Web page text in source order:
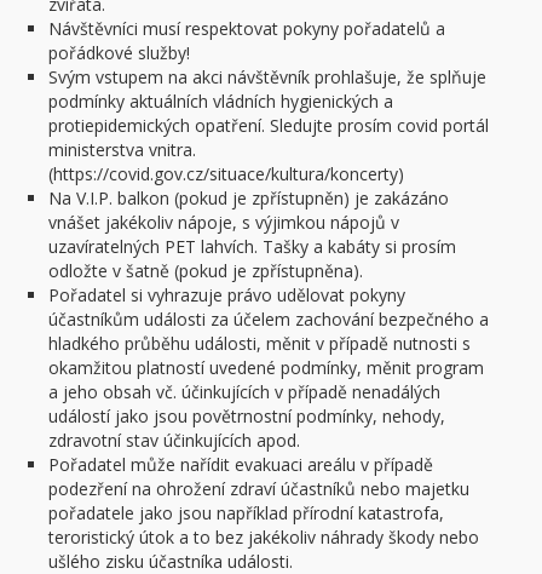
Návštěvníci musí respektovat pokyny pořadatelů a
pořádkové služby!
Svým vstupem na akci návštěvník prohlašuje, že splňuje
podmínky aktuálních vládních hygienických a
protiepidemických opatření. Sledujte prosím covid portál
ministerstva vnitra.
(https://covid.gov.cz/situace/kultura/koncerty)
Na V.I.P. balkon (pokud je zpřístupněn) je zakázáno
vnášet jakékoliv nápoje, s výjimkou nápojů v
uzavíratelných PET lahvích. Tašky a kabáty si prosím
odložte v šatně (pokud je zpřístupněna).
Pořadatel si vyhrazuje právo udělovat pokyny
účastníkům události za účelem zachování bezpečného a
hladkého průběhu události, měnit v případě nutnosti s
okamžitou platností uvedené podmínky, měnit program
a jeho obsah vč. účinkujících v případě nenadálých
událostí jako jsou povětrnostní podmínky, nehody,
zdravotní stav účinkujících apod.
Pořadatel může nařídit evakuaci areálu v případě
podezření na ohrožení zdraví účastníků nebo majetku
pořadatele jako jsou například přírodní katastrofa,
teroristický útok a to bez jakékoliv náhrady škody nebo
ušlého zisku účastníka události.